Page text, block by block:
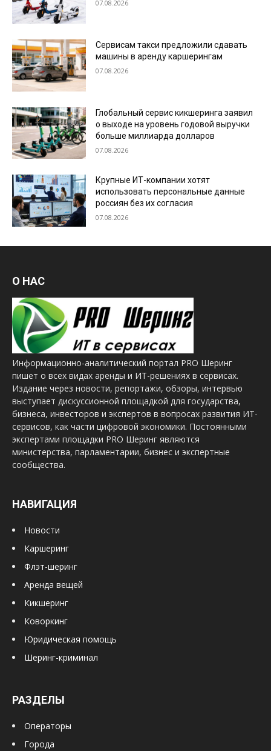
07.08.2026
Сервисам такси предложили сдавать
машины в аренду каршерингам
07.08.2026
Глобальный сервис кикшеринга заявил
о выходе на уровень годовой выручки
больше миллиарда долларов
07.08.2026
Крупные ИТ-компании хотят
использовать персональные данные
россиян без их согласия
07.08.2026
О НАС
Информационно-аналитический портал PRO Шеринг
пишет о всех видах аренды и ИТ-решениях в сервисах.
Издание через новости, репортажи, обзоры, интервью
выступает дискуссионной площадкой для государства,
бизнеса, инвесторов и экспертов в вопросах развития ИТ-
сервисов, как части цифровой экономики. Постоянными
экспертами площадки PRO Шеринг являются
министерства, парламентарии, бизнес и экспертные
сообщества.
НАВИГАЦИЯ
Новости
Каршеринг
Флэт-шеринг
Аренда вещей
Кикшеринг
Коворкинг
Юридическая помощь
Шеринг-криминал
РАЗДЕЛЫ
Операторы
Города